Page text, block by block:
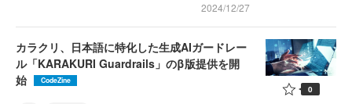
2024/12/27
カラクリ、日本語に特化した生成AIガードレー
ル「KARAKURI Guardrails」のβ版提供を開
始
CodeZine
0